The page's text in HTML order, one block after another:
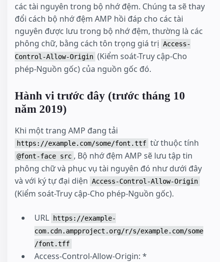
các tài nguyên trong bộ nhớ đệm. Chúng ta sẽ thay
đổi cách bộ nhớ đệm AMP hồi đáp cho các tài
nguyên được lưu trong bộ nhớ đệm, thường là các
phông chữ, bằng cách tôn trọng giá trị Access-
Control-Allow-Origin (Kiểm soát-Truy cập-Cho
phép-Nguồn gốc) của nguồn gốc đó.
Hành vi trước đây (trước tháng 10
năm 2019)
Khi một trang AMP đang tải
https://example.com/some/font.ttf từ thuộc tính
@font-face src , Bộ nhớ đệm AMP sẽ lưu tập tin
phông chữ và phục vụ tài nguyên đó như dưới đây
và với ký tự đại diện Access-Control-Allow-Origin
(Kiểm soát-Truy cập-Cho phép-Nguồn gốc).
URL
https://example-
com.cdn.ampproject.org/r/s/example.com/some
/font.tff
Access-Control-Allow-Origin: *